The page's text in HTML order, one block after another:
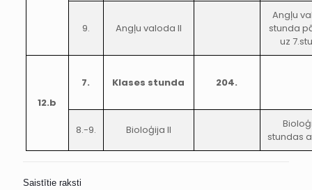
9. Angļu valoda II
Angļu
stunda
uz
12.b
7. Klases stunda 204.
8.-9. Bioloģija II
stundas
Saistītie raksti